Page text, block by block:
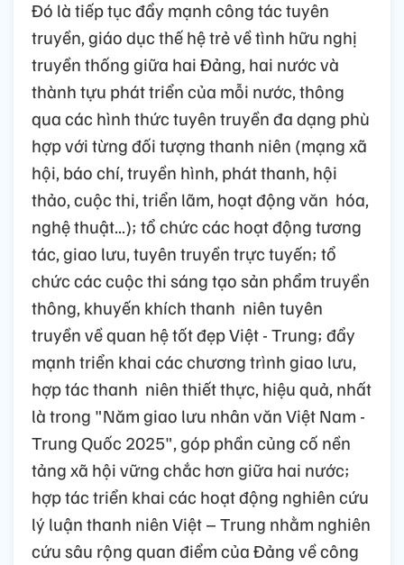
Đó là tiếp tục đẩy mạnh công tác tuyên
truyền, giáo dục thế hệ trẻ về tình hữu nghị
truyền thống giữa hai Đảng, hai nước và
thành tựu phát triển của mỗi nước, thông
qua các hình thức tuyên truyền đa dạng phù
hợp với từng đối tượng thanh niên (mạng xã
hội, báo chí, truyền hình, phát thanh, hội
thảo, cuộc thi, triển lãm, hoạt động văn hóa,
nghệ thuật...); tổ chức các hoạt động tương
tác, giao lưu, tuyên truyền trực tuyến; tổ
chức các cuộc thi sáng tạo sản phẩm truyền
thông, khuyến khích thanh niên tuyên
truyền về quan hệ tốt đẹp Việt - Trung; đẩy
mạnh triển khai các chương trình giao lưu,
hợp tác thanh niên thiết thực, hiệu quả, nhất
là trong "Năm giao lưu nhân văn Việt Nam -
Trung Quốc 2025", góp phần củng cố nền
tảng xã hội vững chắc hơn giữa hai nước;
hợp tác triển khai các hoạt động nghiên cứu
lý luận thanh niên Việt – Trung nhằm nghiên
cứu sâu rộng quan điểm của Đảng về công